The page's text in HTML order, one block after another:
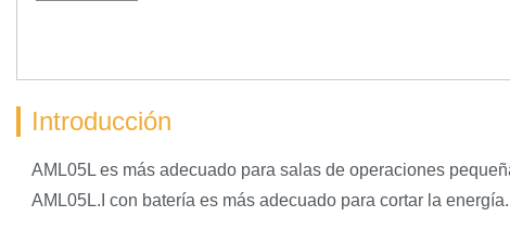
Introducción
AML05L es más adecuado para salas de operaciones
AML05L.I con batería es más adecuado para cortar la energía.